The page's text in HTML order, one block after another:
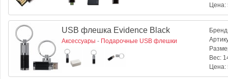
Цена:
USB флешка Evidence Black
Аксессуары - Подарочные USB флешки
Вес:
Цена: